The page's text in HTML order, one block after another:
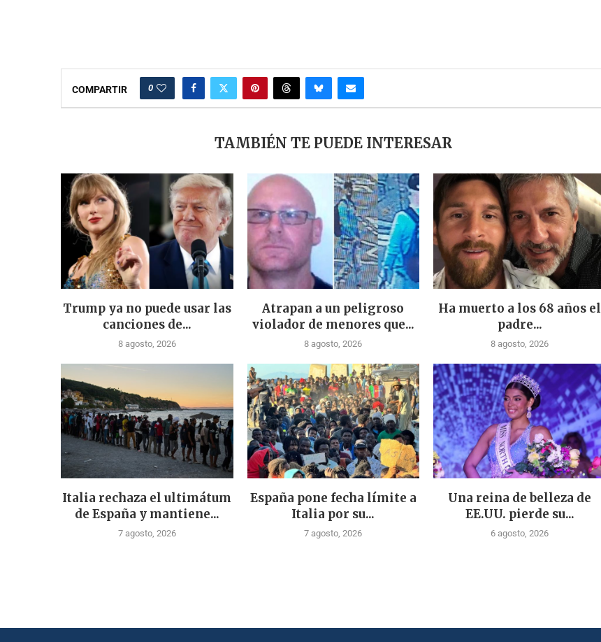
COMPARTIR 0
TAMBIÉN TE PUEDE INTERESAR
Trump ya no puede usar las
canciones de...
8 agosto, 2026
Atrapan a un peligroso
violador de menores que...
8 agosto, 2026
Ha muerto a los 68 años el
padre...
8 agosto, 2026
Italia rechaza el ultimátum
de España y mantiene...
7 agosto, 2026
España pone fecha límite a
Italia por su...
7 agosto, 2026
Una reina de belleza de
EE.UU. pierde su...
6 agosto, 2026